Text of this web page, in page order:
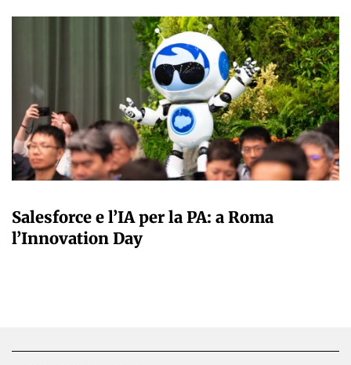
Salesforce e l’IA per la PA: a Roma
l’Innovation Day